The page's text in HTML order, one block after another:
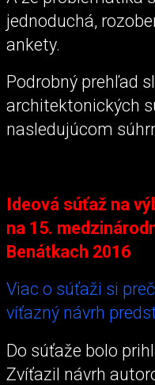
jednoduchá,
ankety.
Podrobný prehľad
architektonických
nasledujúcom
Ideová súťaž na
na 15.
Benátkach 2016
Viac o súťaži si
víťazný návrh
Do súťaže bolo
Zvíťazil návrh